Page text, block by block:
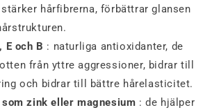
stärker hårfibrerna, förbättrar glansen
E och B : naturliga antioxidanter, de
från yttre aggressioner, bidrar till
och bidrar till bättre hårelasticitet.
zink eller magnesium : de hjälper